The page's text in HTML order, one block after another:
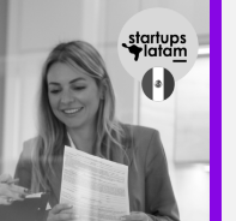
con el objetivo de llevar
nueva versión, la
a las «top startups